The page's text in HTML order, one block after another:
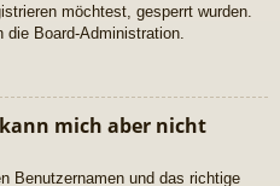
möchtest, gesperrt wurden.
Board-Administration.
mich aber nicht
Benutzernamen und das richtige